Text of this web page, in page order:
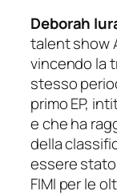
Deborah
talent show
vincendo la
stesso
primo EP,
e che ha
della
essere
FIMI per le